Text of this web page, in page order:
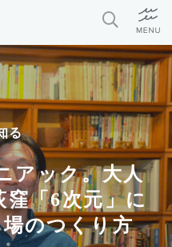
る
アック。大人
「6次元」に
のつくり方
事
おすすめ